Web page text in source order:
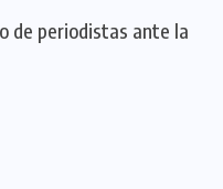
de periodistas ante la